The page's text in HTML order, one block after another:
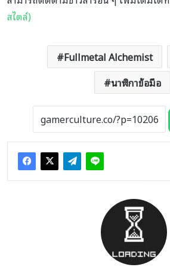
สไตล์)
Fullmetal Alchemist
นาฬิกาข้อมือ